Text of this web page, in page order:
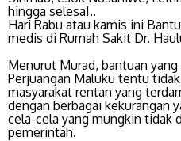
hingga selesaI..
Hari Rabu atau kamis ini
medis di Rumah Sakit Dr.
Menurut Murad, bantuan
Perjuangan Maluku tentu
masyarakat rentan yang
dengan berbagai kekurangan
cela-cela yang mungkin tidak
pemerintah.